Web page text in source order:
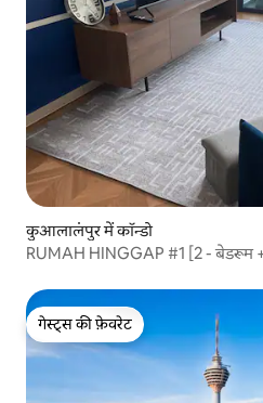
कुआलालंपुर में कॉन्डो
RUMAH HINGGAP #1 [2 - बेडरूम
गेस्ट्स की फ़ेवरेट
गेस्ट्स की फ़ेवरेट